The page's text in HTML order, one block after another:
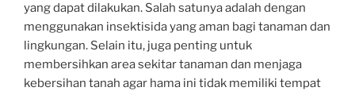
yang dapat dilakukan. Salah satunya adalah dengan
menggunakan insektisida yang aman bagi tanaman dan
lingkungan. Selain itu, juga penting untuk
membersihkan area sekitar tanaman dan menjaga
kebersihan tanah agar hama ini tidak memiliki tempat